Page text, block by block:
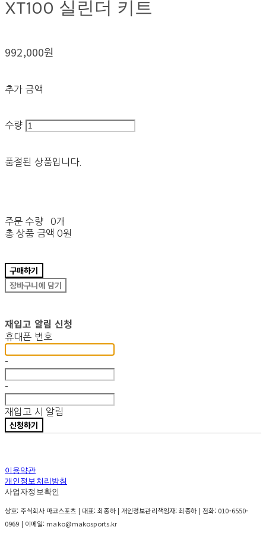
XT100 실린더 키트
992,000원
추가 금액
수량
품절된 상품입니다.
주문 수량
0개
총 상품 금액 0원
구매하기
장바구니에 담기
재입고 알림 신청
휴대폰 번호
-
-
재입고 시 알림
신청하기
이용약관
개인정보처리방침
사업자정보확인
상호: 주식회사 마코스포츠 | 대표: 최종하 | 개인정보관리책임자: 최종하 | 전화: 010-6550-
0969 | 이메일: mako@makosports.kr